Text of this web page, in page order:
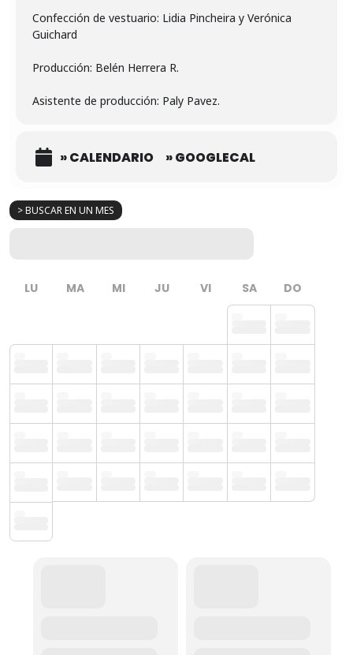
> BUSCAR EN UN MES
LU MA MI JU VI SA DO
Confección de vestuario: Lidia Pincheira y Verónica
Guichard
Producción: Belén Herrera R.
Asistente de producción: Paly Pavez.
» CALENDARIO » GOOGLECAL